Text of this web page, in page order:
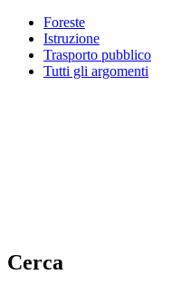
Foreste
Istruzione
Trasporto pubblico
Tutti gli argomenti
Cerca